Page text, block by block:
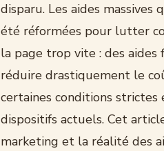
disparu. Les aides
été réformées pour lutter
la page trop vite : des
réduire drastiquement le
certaines conditions
dispositifs actuels. Cet
marketing et la réalité des